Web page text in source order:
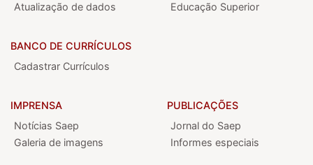
Atualização de dados
BANCO DE CURRÍCULOS
Cadastrar Currículos
Educação Superior
IMPRENSA
Notícias Saep
Galeria de imagens
PUBLICAÇÕES
Jornal do Saep
Informes especiais